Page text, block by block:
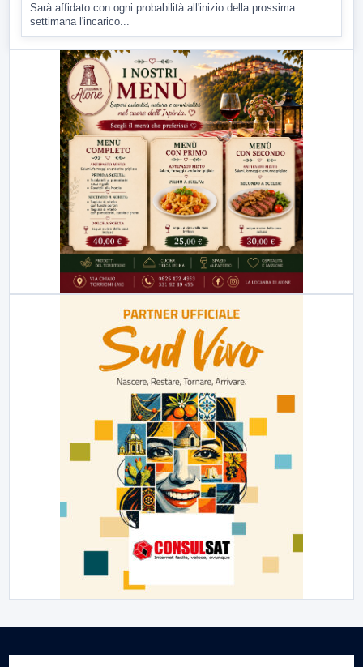
Sarà affidato con ogni probabilità all'inizio della prossima
settimana l'incarico...